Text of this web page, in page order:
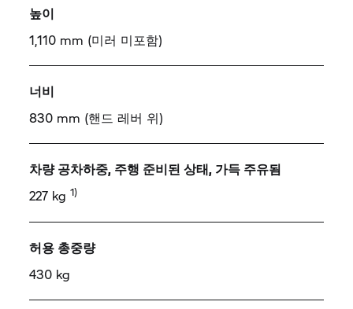
높이
1,110 mm (미러 미포함)
너비
830 mm (핸드 레버 위)
차량 공차하중, 주행 준비된 상태, 가득 주유됨
227 kg1)
허용 총중량
430 kg